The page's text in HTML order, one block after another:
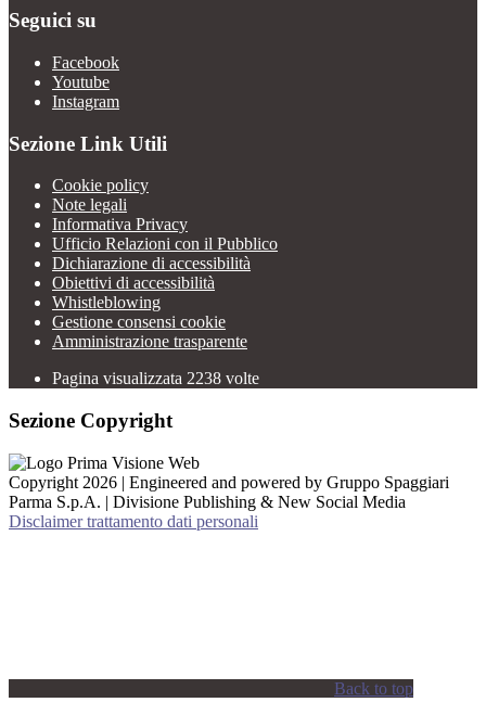
Seguici su
Facebook
Youtube
Instagram
Sezione Link Utili
Cookie policy
Note legali
Informativa Privacy
Ufficio Relazioni con il Pubblico
Dichiarazione di accessibilità
Obiettivi di accessibilità
Whistleblowing
Gestione consensi cookie
Amministrazione trasparente
Pagina visualizzata 2238 volte
Sezione Copyright
Copyright 2026 | Engineered and powered by Gruppo Spaggiari
Parma S.p.A. | Divisione Publishing & New Social Media
Disclaimer trattamento dati personali
Back to top